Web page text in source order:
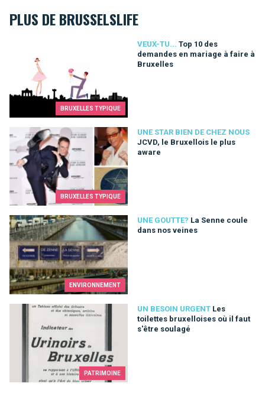
PLUS DE BRUSSELSLIFE
BRUXELLES TYPIQUE
VEUX-TU... Top 10 des
demandes en mariage à faire à
Bruxelles
Top 10 des demandes en mariage à faire à Bruxelles
BRUXELLES TYPIQUE
UNE STAR BIEN DE CHEZ NOUS
JCVD, le Bruxellois le plus
aware
JCVD, le Bruxellois le plus aware
ENVIRONNEMENT
UNE GOUTTE? La Senne coule
dans nos veines
La Senne coule dans nos veines
PATRIMOINE
UN BESOIN URGENT Les
toilettes bruxelloises où il faut
s'être soulagé
Les toilettes bruxelloises où il faut s'être soulagé